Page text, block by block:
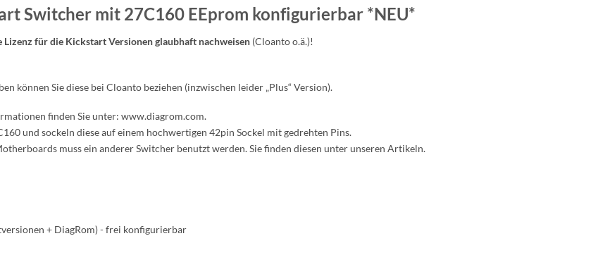
Switcher mit 27C160 EEprom konfigurierbar *NEU*
Lizenz für die Kickstart Versionen glaubhaft nachweisen (Cloanto o.ä.)!
können Sie diese bei Cloanto beziehen (inzwischen leider „Plus“ Version).
finden Sie unter: www.diagrom.com.
und sockeln diese auf einem hochwertigen 42pin Sockel mit gedrehten Pins.
muss ein anderer Switcher benutzt werden. Sie finden diesen unter unseren Artikeln.
+ DiagRom) - frei konfigurierbar